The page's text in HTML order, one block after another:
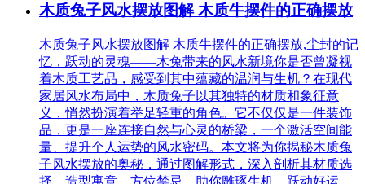
木质兔子风水摆放图解 木质牛摆件的正确摆放
木质兔子风水摆放图解 木质牛摆件的正确摆放,尘封的记
忆，跃动的灵魂——木兔带来的风水新境你是否曾凝视
着木质工艺品，感受到其中蕴藏的温润与生机？在现代
家居风水布局中，木质兔子以其独特的材质和象征意
义，悄然扮演着举足轻重的角色。它不仅仅是一件装饰
品，更是一座连接自然与心灵的桥梁，一个激活空间能
量、提升个人运势的风水密码。本文将为你揭秘木质兔
子风水摆放的奥秘，通过图解形式，深入剖析其材质选
择、造型寓意、方位禁忌，助你雕琢生机，跃动好运。